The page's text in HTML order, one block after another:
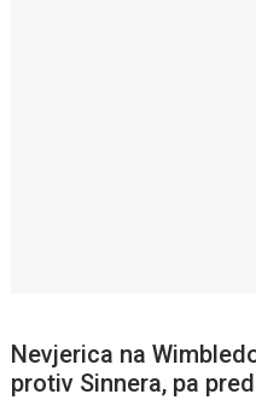
Nevjerica na
protiv Sinnera, pa